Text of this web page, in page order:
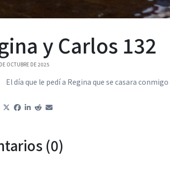
y Carlos 132
OCTUBRE DE 2025
El día que le pedí a Regina que se casara conmigo
(0)